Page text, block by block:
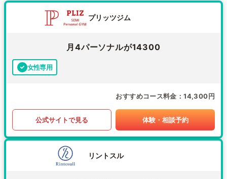
プリッツジム
月4パーソナルが14300
女性専用
おすすめコース料金 14,300円
公式サイトで見る 体験・相談予約
リントスル